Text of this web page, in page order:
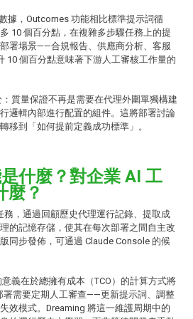
據，Outcomes 功能相比標準提示詞循
10 個百分點，在複雜多步驟任務上的提
署場景——合規報告、供應商分析、客服
個百分點意味著下游人工審核工作量的
質量保證不再是需要在代理外圍單獨構建
邏輯內部進行配置的組件。這將部署討論
移到「如何提前定義成功標準」。
什麼？對企業 AI 工
麼？
務，通過回顧歷史代理運行記錄、提取成
的記憶存儲，使其在每次部署之間自主改
同步發佈，可通過 Claude Console 的候
義在於總擁有成本（TCO）的計算方式將
署需要定期人工審查——更新提示詞、調整
效模式。Dreaming 將這一維護周期中的